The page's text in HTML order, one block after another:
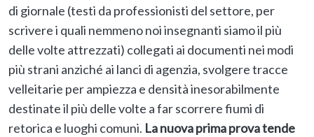
di giornale (testi da professionisti del settore, per
scrivere i quali nemmeno noi insegnanti siamo il più
delle volte attrezzati) collegati ai documenti nei modi
più strani anziché ai lanci di agenzia, svolgere tracce
velleitarie per ampiezza e densità inesorabilmente
destinate il più delle volte a far scorrere fiumi di
retorica e luoghi comuni. La nuova prima prova tende